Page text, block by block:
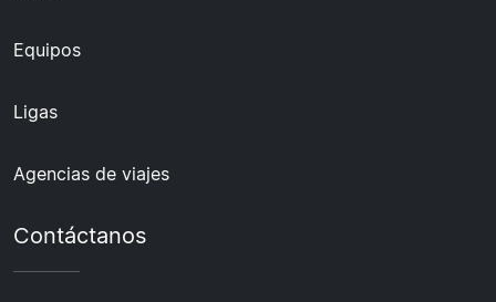
Equipos
Ligas
Agencias de viajes
Contáctanos